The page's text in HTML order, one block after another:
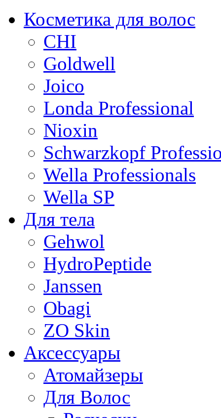
Косметика для волос
CHI
Goldwell
Joico
Londa Professional
Nioxin
Schwarzkopf
Wella Professionals
Wella SP
Для тела
Gehwol
HydroPeptide
Janssen
Obagi
ZO Skin
Aксессуары
Атомайзеры
Для Волос